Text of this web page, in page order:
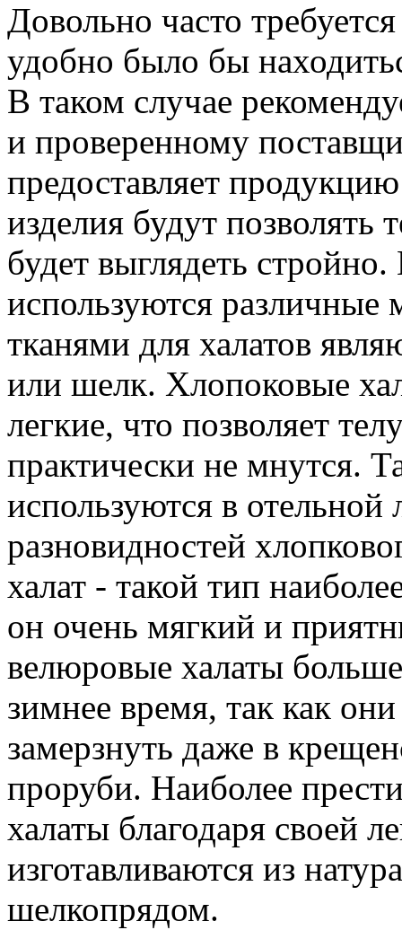
Довольно часто
удобно было бы
В таком случае
и проверенному
предоставляет
изделия будут
будет выглядеть
используются
тканями для халатов
или шелк. Хлопоковые
легкие, что позволяет
практически не мнутся.
используются в
разновидностей
халат - такой тип
он очень мягкий и
велюровые халаты
зимнее время, так как
замерзнуть даже в
проруби. Наиболее
халаты благодаря своей
изготавливаются из
шелкопрядом.